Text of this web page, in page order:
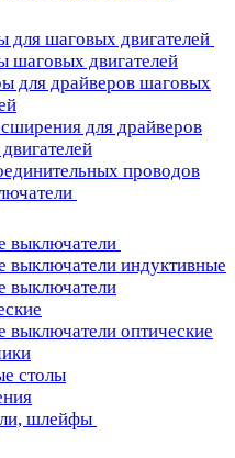
для шаговых двигателей
шаговых двигателей
для драйверов шаговых
для драйверов
проводов
выключатели
выключатели индуктивные
выключатели
выключатели оптические
столы
шлейфы